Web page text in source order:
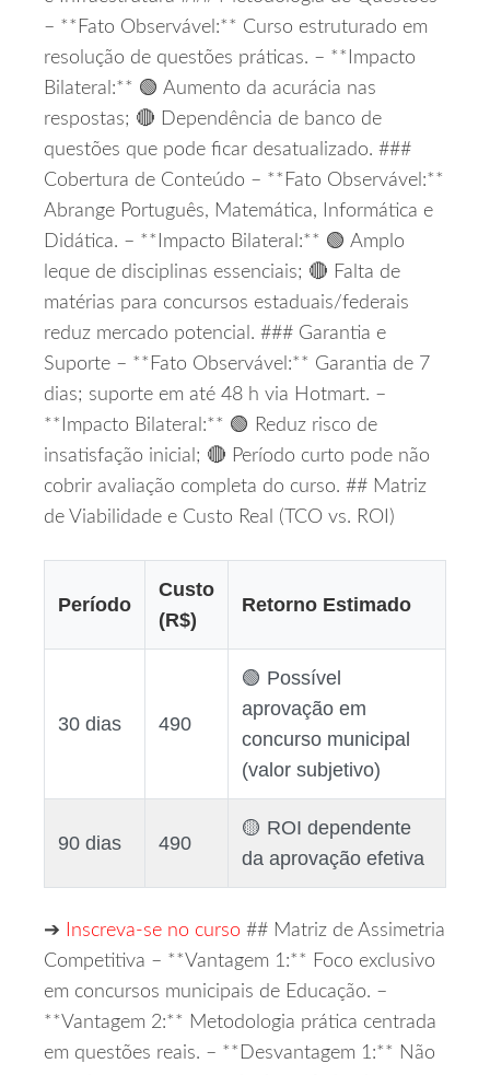
– **Fato Observável:** Curso estruturado em
resolução de questões práticas. – **Impacto
Bilateral:** 🟢 Aumento da acurácia nas
respostas; 🔴 Dependência de banco de
questões que pode ficar desatualizado. ###
Cobertura de Conteúdo – **Fato Observável:**
Abrange Português, Matemática, Informática e
Didática. – **Impacto Bilateral:** 🟢 Amplo
leque de disciplinas essenciais; 🔴 Falta de
matérias para concursos estaduais/federais
reduz mercado potencial. ### Garantia e
Suporte – **Fato Observável:** Garantia de 7
dias; suporte em até 48 h via Hotmart. –
**Impacto Bilateral:** 🟢 Reduz risco de
insatisfação inicial; 🔴 Período curto pode não
cobrir avaliação completa do curso. ## Matriz
de Viabilidade e Custo Real (TCO vs. ROI)
Período
Custo
(R$)
Retorno Estimado
30 dias 490
🟢 Possível
aprovação em
concurso municipal
(valor subjetivo)
90 dias 490
🟡 ROI dependente
da aprovação efetiva
➔ Inscreva‑se no curso ## Matriz de Assimetria
Competitiva – **Vantagem 1:** Foco exclusivo
em concursos municipais de Educação. –
**Vantagem 2:** Metodologia prática centrada
em questões reais. – **Desvantagem 1:** Não